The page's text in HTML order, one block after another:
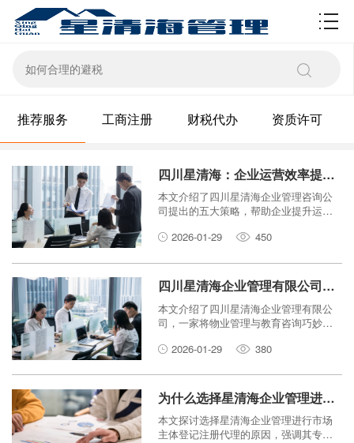
资质许可
推荐服务 工商注册 财税代办 资质许可
四川星清海：企业运营效率提升的五大咨询策略
本文介绍了四川星清海企业管理咨询公
司提出的五大策略，帮助企业提升运营
技术应用、绩效管理和持续改进，旨在
2026-01-29 450
四川星清海企业管理有限公司：物业管理与教育咨询的完美结合
本文介绍了四川星清海企业管理有限公
司，一家将物业管理与教育咨询巧妙融
了其服务特色和优势，帮助读者了解如
验。
2026-01-29 380
为什么选择星清海企业管理进行市场主体登记注册代理？
本文探讨选择星清海企业管理进行市场
主体登记注册代理的原因，强调其专业